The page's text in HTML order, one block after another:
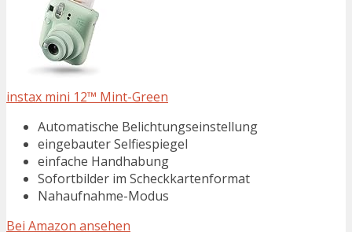
instax mini 12™ Mint-Green
Automatische Belichtungseinstellung
eingebauter Selfiespiegel
einfache Handhabung
Sofortbilder im Scheckkartenformat
Nahaufnahme-Modus
Bei Amazon ansehen